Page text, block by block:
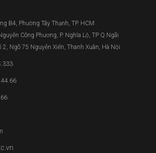
B4, Phường Tây Thạnh, TP. HCM
Công Phương, P. Nghĩa Lộ, TP Q.Ngãi
2, Ngõ 75 Nguyễn Xiển, Thanh Xuân, Hà Nội